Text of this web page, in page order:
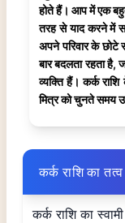
होते हैं। आप में एक
तरह से याद करने में
अपने परिवार के छोटे
बार बदलता रहता
व्यक्ति हैं। कर्क
मित्र को चुनते समय
कर्क राशि का
कर्क राशि का